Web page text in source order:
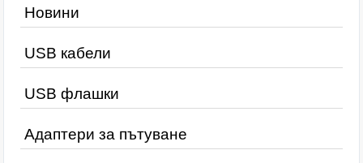
Новини
USB кабели
USB флашки
Адаптери за пътуване